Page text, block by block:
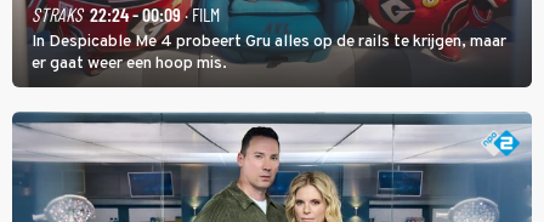
STRAKS 22:24 - 00:09· FILM
In Despicable Me 4 probeert Gru alles op de rails te krijgen, maar
er gaat weer een hoop mis.